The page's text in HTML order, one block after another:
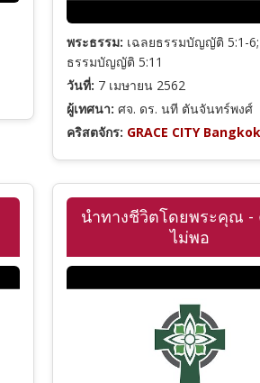
พระธรรม: เฉลยธรรมบัญญัติ 5:1-
ธรรมบัญญัติ 5:11
วันที่: 7 เมษายน 2562
ผู้เทศนา: ศจ. ดร. นที ตันจันทร์พงศ์
คริสตจักร: GRACE CITY Bangkok
นำทางชีวิตโดยพระคุณ -
ไม่พอ